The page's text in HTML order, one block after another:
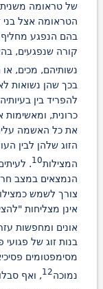
של טראומה
הטראומה אצל בני
בהם הנפגע מחליף
קורה שנפגעים,
נשותיהם, מכים, או
בכך שהן נשואות
להפריד בין
כרונית, ומאשימות
את כל האשמה
הזוג שלהן לבין
המצילות10
.
הנמצאים במצב
צורך לשמש
אינן מצליחות
אונים ומחפשות
בנות זוג של
מסימפטומים
נמוכה12, ואף